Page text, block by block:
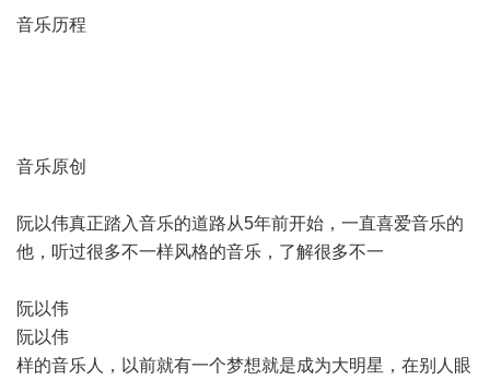
音乐历程
音乐原创
阮以伟真正踏入音乐的道路从5年前开始，一直喜爱音乐的
他，听过很多不一样风格的音乐，了解很多不一
阮以伟
阮以伟
样的音乐人，以前就有一个梦想就是成为大明星，在别人眼